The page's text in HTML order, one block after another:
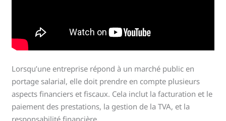
Lorsqu’une entreprise répond à un marché public en
portage salarial, elle doit prendre en compte plusieurs
aspects financiers et fiscaux. Cela inclut la facturation et le
paiement des prestations, la gestion de la TVA, et la